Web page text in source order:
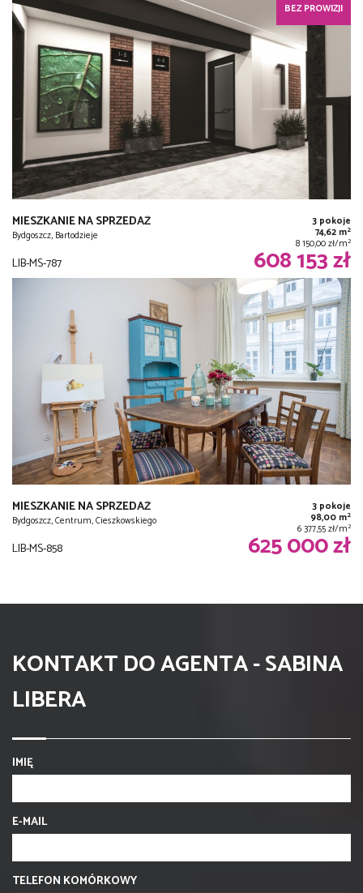
BEZ PROWIZJI
MIESZKANIE NA SPRZEDAŻ
Bydgoszcz, Bartodzieje
3 pokoje
74,62 m2
8 150,00 zł/m2
LIB-MS-787 608 153 zł
MIESZKANIE NA SPRZEDAŻ
Bydgoszcz, Centrum, Cieszkowskiego
3 pokoje
98,00 m2
6 377,55 zł/m2
LIB-MS-858 625 000 zł
KONTAKT DO AGENTA - SABINA
LIBERA
IMIĘ
E-MAIL
TELEFON KOMÓRKOWY